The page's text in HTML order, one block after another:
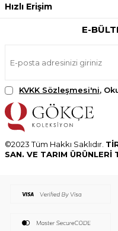
Hızlı Erişim
E-
KVKK Sözleşmesi'ni,
©2023 Tüm Hakkı Saklıdır.
SAN. VE TARIM ÜRÜNLERİ